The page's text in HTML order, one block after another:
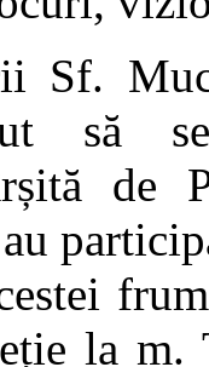
Sf.
să
de
la m.